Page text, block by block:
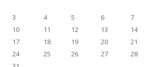
3
4 5 6 7
10
11 12 13 14
17
18 19 20 21
24
25 26 27 28